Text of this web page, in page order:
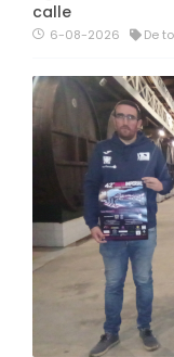
calle
6-08-2026 De